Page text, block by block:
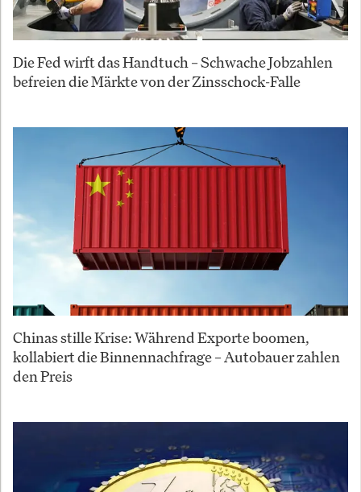
Die Fed wirft das Handtuch – Schwache Jobzahlen
befreien die Märkte von der Zinsschock-Falle
Chinas stille Krise: Während Exporte boomen,
kollabiert die Binnennachfrage – Autobauer zahlen
den Preis